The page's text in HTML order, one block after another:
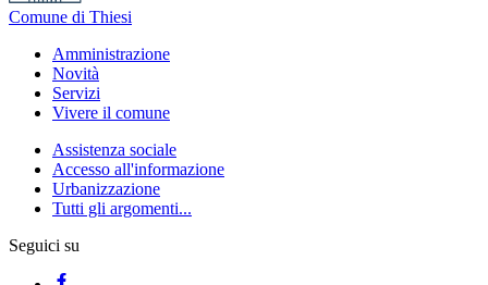
Comune di Thiesi
Amministrazione
Novità
Servizi
Vivere il comune
Assistenza sociale
Accesso all'informazione
Urbanizzazione
Tutti gli argomenti...
Seguici su